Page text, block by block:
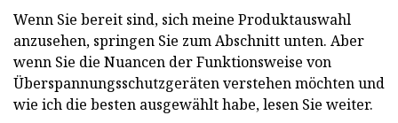
Wenn Sie bereit sind, sich meine Produktauswahl
anzusehen, springen Sie zum Abschnitt unten. Aber
wenn Sie die Nuancen der Funktionsweise von
Überspannungsschutzgeräten verstehen möchten und
wie ich die besten ausgewählt habe, lesen Sie weiter.